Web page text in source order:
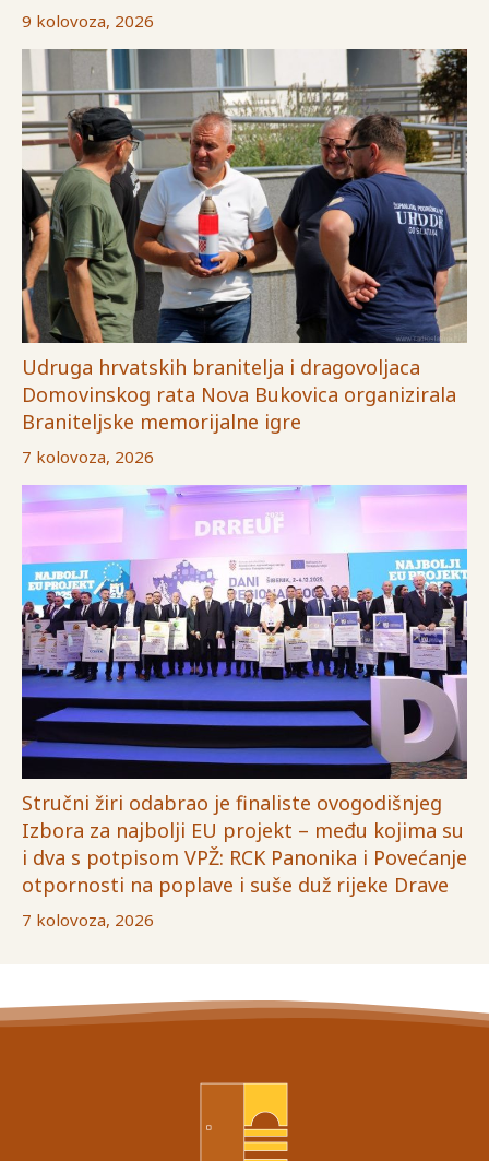
9 kolovoza, 2026
Udruga hrvatskih branitelja i dragovoljaca
Domovinskog rata Nova Bukovica organizirala
Braniteljske memorijalne igre
7 kolovoza, 2026
Stručni žiri odabrao je finaliste ovogodišnjeg
Izbora za najbolji EU projekt – među kojima su
i dva s potpisom VPŽ: RCK Panonika i Povećanje
otpornosti na poplave i suše duž rijeke Drave
7 kolovoza, 2026